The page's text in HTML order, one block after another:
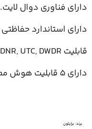
دارای فناوری دوال لایت.
دارای استاندارد حفاظتی IP67.
قابلیت IR Cut, 2D DNR, UTC, DWDR.
دارای 5 قابلیت هوش مصنوعی.
برند:برایتون